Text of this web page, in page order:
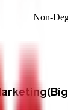
Non-